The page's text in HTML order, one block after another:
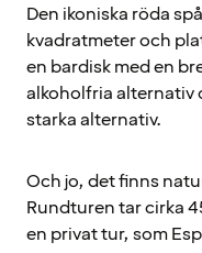
Den ikoniska röda
kvadratmeter och
en bardisk med en
alkoholfria alternativ
starka alternativ.
Och jo, det finns
Rundturen tar cirka
en privat tur, som